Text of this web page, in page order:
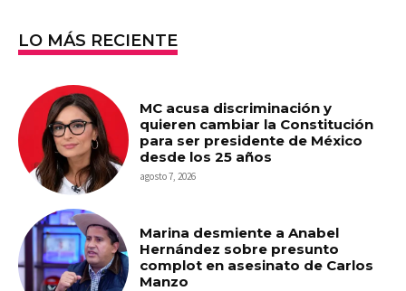
LO MÁS RECIENTE
MC acusa discriminación y
quieren cambiar la Constitución
para ser presidente de México
desde los 25 años
agosto 7, 2026
Marina desmiente a Anabel
Hernández sobre presunto
complot en asesinato de Carlos
Manzo